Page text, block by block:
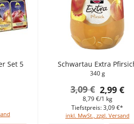
Set 5
Schwartau Extra
340 g
2,99 €
3,09 €
8,79 €/1 kg
inkl. MwSt., zzgl. Versand
Tiefstpreis: 3,09 €*